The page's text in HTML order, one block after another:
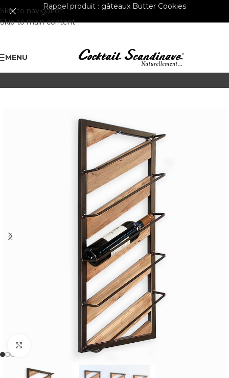
Skip to navigation
Skip to main content
Rappel produit : gâteaux Butter Cookies
MENU
Cliquer pour agrandir